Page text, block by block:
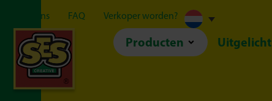
Over ons FAQ Verkoper worden?
Producten Uitgelicht